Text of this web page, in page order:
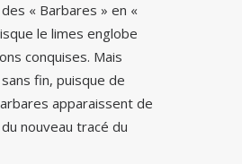
« Barbares » en «
le limes englobe
conquises. Mais
fin, puisque de
apparaissent de
nouveau tracé du